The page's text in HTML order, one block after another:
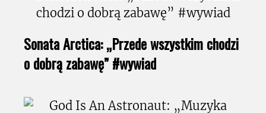
Sonata Arctica: „Przede wszystkim chodzi
o dobrą zabawę” #wywiad